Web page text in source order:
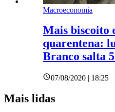
Macroeconomia
Mais biscoito
quarentena:
Branco salta
07/08/2020 | 18:25
Mais lidas